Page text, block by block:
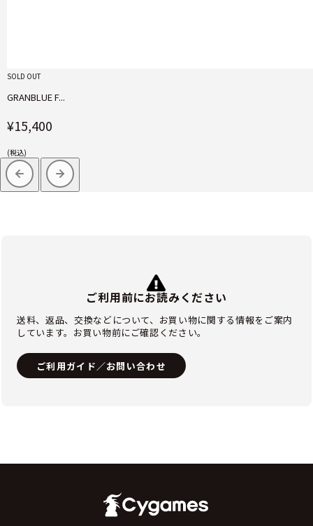
SOLD OUT
GRANBLUE F...
¥15,400
(税込)
ご利用前にお読みください
送料、返品、交換などについて、お買い物に関する情報をご案内
しています。お買い物前にご確認ください。
ご利用ガイド／お問い合わせ